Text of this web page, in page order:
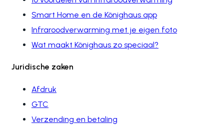
verwarming
vrijstaand
Schimmelwerende
Smart Home en de Könighaus app
Infraroodverwarming met je eigen foto
Wat maakt Könighaus zo speciaal?
Juridische zaken
Afdruk
GTC
Verzending en betaling